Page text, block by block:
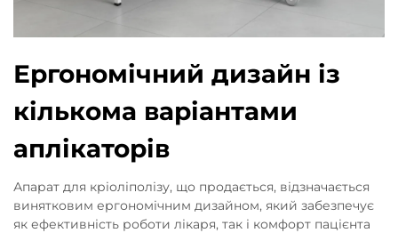
Ергономічний дизайн із
кількома варіантами
аплікаторів
Апарат для кріоліполізу, що продається, відзначається
винятковим ергономічним дизайном, який забезпечує
як ефективність роботи лікаря, так і комфорт пацієнта